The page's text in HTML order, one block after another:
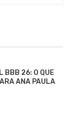
BBB 26: O QUE
ANA PAULA